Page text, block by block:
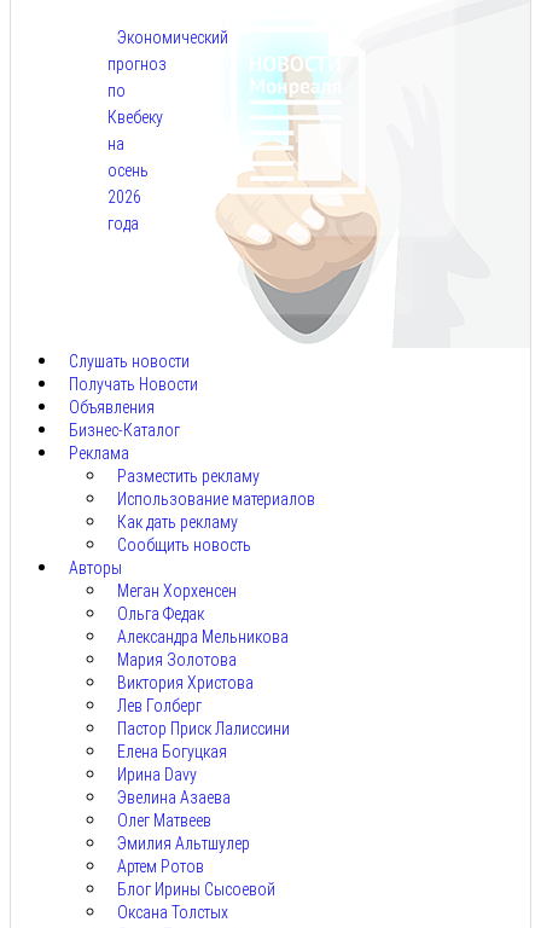
Экономический
прогноз
по
Квебеку
на
осень
2026
года
Слушать новости
Получать Новости
Объявления
Бизнес-Каталог
Реклама
Разместить рекламу
Использование материалов
Как дать рекламу
Сообщить новость
Авторы
Меган Хорхенсен
Ольга Федак
Александра Мельникова
Мария Золотова
Виктория Христова
Лев Голберг
Пастор Приск Лалиссини
Елена Богуцкая
Ирина Davy
Эвелина Азаева
Олег Матвеев
Эмилия Альтшулер
Артем Ротов
Блог Ирины Сысоевой
Оксана Толстых